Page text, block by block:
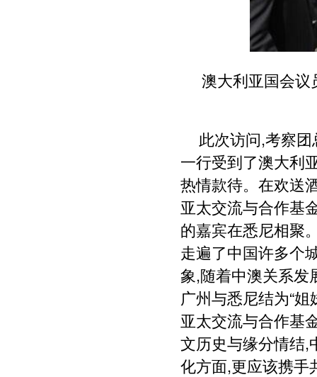
澳大利亚国会议
此次访问,考察
一行受到了澳大利
热情款待。在欢送
亚太交流与合作基
的嘉宾在悉尼相聚
走遍了中国许多个
象,随着中澳关系发
广州与悉尼结为“
亚太交流与合作基
文历史与缘分情结,
化方面,更应该携